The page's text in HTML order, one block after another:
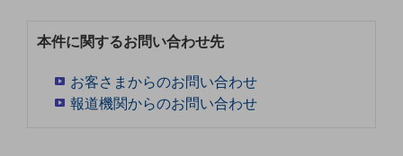
経営情報
経営情報TOP
本件に関するお問い合わせ先
お客さまからのお問い合わせ
報道機関からのお問い合わせ